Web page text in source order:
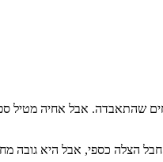
שהתאבדה. אבל אחיה
חבל הצלה כספי, אבל היא